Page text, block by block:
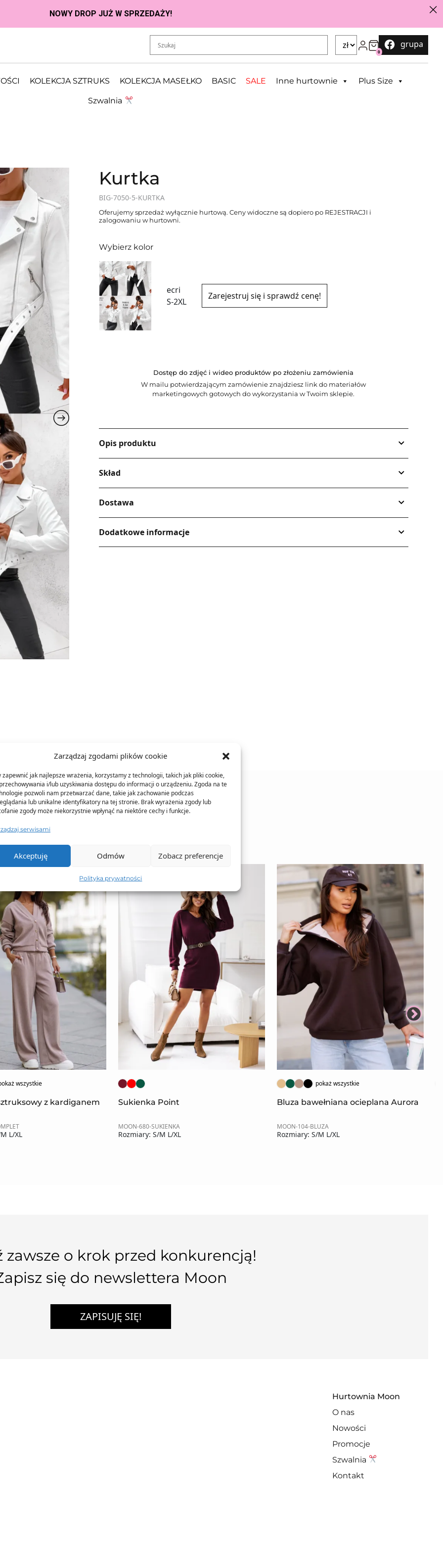
Zarządzaj zgodami plików cookie
zapewnić jak najlepsze wrażenia, korzystamy z technologii, takich jak pliki cookie,
i/lub uzyskiwania dostępu do informacji o urządzeniu. Zgoda na te
pozwoli nam przetwarzać dane, takie jak zachowanie podczas
lub unikalne identyfikatory na tej stronie. Brak wyrażenia zgody lub
zgody może niekorzystnie wpłynąć na niektóre cechy i funkcje.
serwisami
Akceptuję Odmów Zobacz preferencje
Polityka prywatności
0
grupa
KOLEKCJA SZTRUKS KOLEKCJA MASEŁKO BASIC SALE Inne hurtownie Plus Size
Szwalnia
Kurtka
BIG-7050-5-KURTKA
Oferujemy sprzedaż wyłącznie hurtową. Ceny widoczne są dopiero po REJESTRACJI i
zalogowaniu w hurtowni.
Wybierz kolor
ecri
S-2XL
Zarejestruj się i sprawdź cenę!
Dostęp do zdjęć i wideo produktów po złożeniu zamówienia
W mailu potwierdzającym zamówienie znajdziesz link do materiałów
marketingowych gotowych do wykorzystania w Twoim sklepie.
Opis produktu
Skład
Dostawa
Dodatkowe informacje
TO SIĘ TERAZ SPRZEDAJE
wszystkie
z kardiganem
L/XL
Sukienka Point
MOON-680-SUKIENKA
Rozmiary: S/M L/XL
pokaż wszystkie
Bluza bawełniana ocieplana Aurora
MOON-104-BLUZA
Rozmiary: S/M L/XL
zawsze o krok przed konkurencją!
się do newslettera Moon
ZAPISUJĘ SIĘ!
Hurtownia Moon
O nas
Nowości
Promocje
Szwalnia
Kontakt